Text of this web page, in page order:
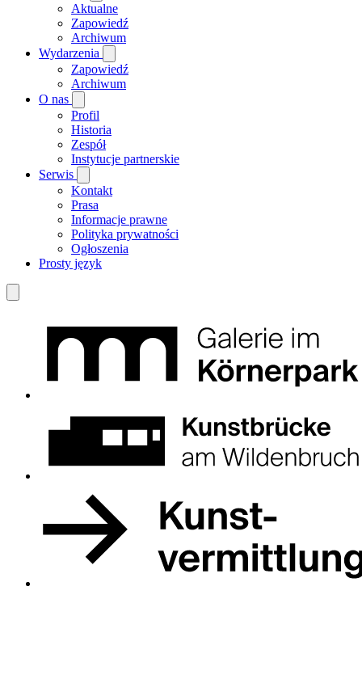
Aktualne
Zapowiedź
Archiwum
Wydarzenia
Zapowiedź
Archiwum
O nas
Profil
Historia
Zespół
Instytucje partnerskie
Serwis
Kontakt
Prasa
Informacje prawne
Polityka prywatności
Ogłoszenia
Prosty język